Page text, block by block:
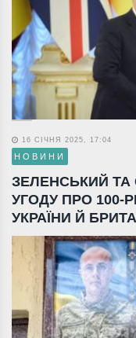
16 СІЧНЯ 2025, 17:04
НОВИНИ
ЗЕЛЕНСЬКИЙ ТА
УГОДУ ПРО 100-
УКРАЇНИ Й